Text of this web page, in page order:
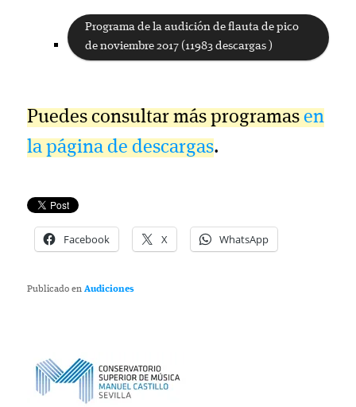
Programa de la audición de flauta de pico
de noviembre 2017 (11983 descargas )
Puedes consultar más programasen
la página de descargas.
Facebook X WhatsApp
Publicado en Audiciones